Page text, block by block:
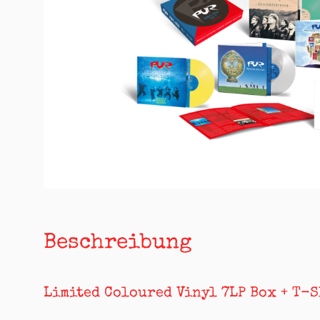
Beschreibung
Limited Coloured Vinyl 7LP Box + T-